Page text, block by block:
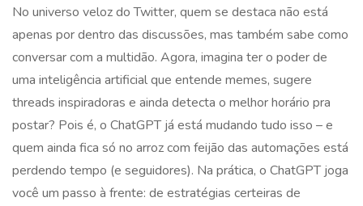
No universo veloz do Twitter, quem se destaca não está
apenas por dentro das discussões, mas também sabe como
conversar com a multidão. Agora, imagina ter o poder de
uma inteligência artificial que entende memes, sugere
threads inspiradoras e ainda detecta o melhor horário pra
postar? Pois é, o ChatGPT já está mudando tudo isso – e
quem ainda fica só no arroz com feijão das automações está
perdendo tempo (e seguidores). Na prática, o ChatGPT joga
você um passo à frente: de estratégias certeiras de